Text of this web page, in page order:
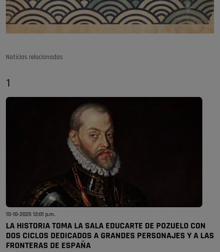
Noticias relacionadas
1
10-10-2025 12:01 p.m.
LA HISTORIA TOMA LA SALA EDUCARTE DE POZUELO CON
DOS CICLOS DEDICADOS A GRANDES PERSONAJES Y A LAS
FRONTERAS DE ESPAÑA